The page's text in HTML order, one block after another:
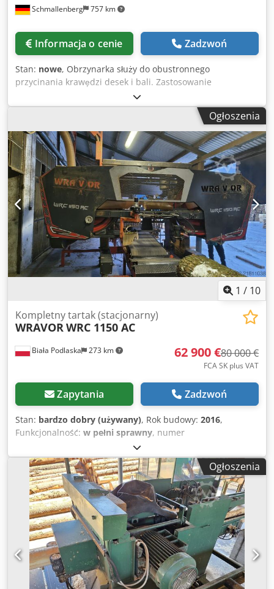
Schmallenberg 757 km
Informacja o cenie Zadzwoń
Stan: nowe, Obrzynarka służy do obustronnego
przycinania krawędzi desek i bali. Zastosowanie
automatycznej zmiany szerokości, płynnego posuwu w
połączeniu z oznaczeniami laserowymi na liniale cięcia
pozwala na optymalne wykorzystanie krawędziowanych
desek. Dane techniczne: Minimum. Szerokość cięcia 60
maks. 500 mm (wysokość w świetle poziomym 700 mm)
Maksymalna grubość krawędzi. 65 mm Stół podający –
2000 mm Stół rejestrujący – 2200 mm Dcedpfx Amewb
Uwgsvek Zmiana odległości między piłami elektrycznymi za
pomocą panelu sterowania Prędkość posuwu -
równomierna Średnica piły – 350 mm Ilość pił na
wrzecionie – 2 sztuki Silniki główne – 2 x 5,2 KW Masa
maszyny – 1000 kg – Laser do wyznaczania linii cięcia 2
sztuki – elektroniczny sterownik pomiaru szerokości ANP 05
Ogłoszenia
1 / 10
Biała Podlaska 273 km
Kompletny tartak (stacjonarny)
WRAVORWRC 1150 AC
62 900 €80 000 €
FCA SK plus VAT
Zapytania Zadzwoń
Stan: bardzo dobry (używany), Rok budowy: 2016,
Funkcjonalność: w pełni sprawny, numer
, Wyposażenie:
hydrauliczna, Trak taśmowy WRAVOR WRC 1150 AC z
podajnikiem na kłody (stacjonarny), rok budowy 2016.
Można nadal oglądać w trakcie pracy Dcsdoy Hx I Tjpfx
Amvok
Ogłoszenia